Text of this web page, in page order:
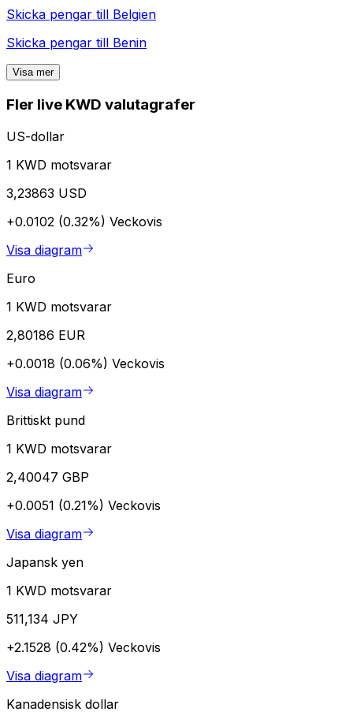
Skicka pengar till Belgien
Skicka pengar till Benin
Visa mer
Fler live KWD valutagrafer
US-dollar
1 KWD motsvarar
3,23863 USD
+0.0102 (0.32%) Veckovis
Visa diagram
Euro
1 KWD motsvarar
2,80186 EUR
+0.0018 (0.06%) Veckovis
Visa diagram
Brittiskt pund
1 KWD motsvarar
2,40047 GBP
+0.0051 (0.21%) Veckovis
Visa diagram
Japansk yen
1 KWD motsvarar
511,134 JPY
+2.1528 (0.42%) Veckovis
Visa diagram
Kanadensisk dollar